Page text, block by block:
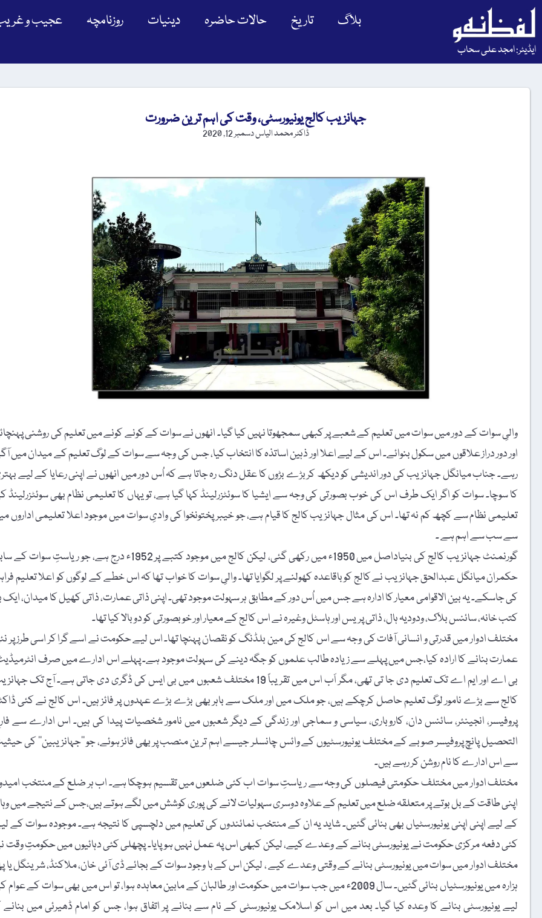
ایڈیٹر: امجد علی سحاب
بلاگ تاریخ حالات حاضرہ دینیات روزنامچہ عجیب و
جہانزیب کالج یونیورسٹی، وقت کی اہم ترین ضرورت
ڈاکٹر محمد الیاسدسمبر 12, 2020
والیِ سوات کے دور میں سوات میں تعلیم کے شعبے پر کبھی سمجھوتا نہیں کیا گیا۔ انھوں نے سوات کے کونے کونے میں تعلیم کی روشنی
اور دور دراز علاقوں میں سکول بنوائے۔ اس کے لیے اعلا اور ذہین اساتذہ کا انتخاب کیا، جس کی وجہ سے سوات کے لوگ تعلیم کے میدان میں
رہے۔ جناب میانگل جہانزیب کی دور اندیشی کو دیکھ کر بڑے بڑوں کا عقل دنگ رہ جاتا ہے کہ اُس دور میں انھوں نے اپنی رعایا کے لیے
کا سوچا۔ سوات کو اگر ایک طرف اس کی خوب بصورتی کی وجہ سے ایشیا کا سوئٹزرلینڈ کہا گیا ہے، تو یہاں کا تعلیمی نظام بھی سوئٹزرلینڈ
تعلیمی نظام سے کچھ کم نہ تھا۔ اس کی مثال جہانزیب کالج کا قیام ہے، جو خیبرپختونخوا کی وادیِ سوات میں موجود اعلا تعلیمی اداروں
سے سب سے اہم ہے ۔
گورنمنٹ جہانزیب کالج کی بنیاداصل میں 1950ء میں رکھی گئی، لیکن کالج میں موجود کتبے پر 1952ء درج ہے، جو ریاستِ
حکمران میانگل عبدالحق جہانزیب نے کالج کو باقاعدہ کھولنے پر لگوایا تھا۔ والیِ سوات کا خواب تھا کہ اس خطے کے لوگوں کو اعلا تعلیم
کی جاسکے۔ یہ بین الاقوامی معیار کا ادارہ ہے جس میں اُس دور کے مطابق ہر سہولت موجود تھی۔ اپنی ذاتی عمارت، ذاتی کھیل کا میدان، ایک
کتب خانہ، سائنس بلاک، ودودیہ ہال، ذاتی پریس اور ہاسٹل وغیرہ نے اس کالج کے معیار اور خوبصورتی کو دوبالا کیا تھا۔
مختلف ادوار میں قدرتی و انسانی آفات کی وجہ سے اس کالج کی مین بلڈنگ کو نقصان پہنچا تھا۔ اس لیے حکومت نے اسے گرا کر اسی طرز پر
عمارت بنانے کا ارادہ کیا،جس میں پہلے سے زیادہ طالب علموں کو جگہ دینے کی سہولت موجود ہے۔ پہلے اس ادارے میں صرف
بی اے اور ایم اے تک تعلیم دی جا تی تھی، مگر اَب اس میں تقریباً 19 مختلف شعبوں میں بی ایس کی ڈگری دی جاتی ہے۔ آج تک
کالج سے بڑے نامور لوگ تعلیم حاصل کرچکے ہیں، جو ملک میں اور ملک سے باہر بھی بڑے بڑے عہدوں پر فائز ہیں۔ اس کالج نے کئی
پروفیسر، انجینئر، سائنس دان، کاروباری، سیاسی و سماجی اور زندگی کے دیگر شعبوں میں نامور شخصیات پیدا کی ہیں۔ اس ادارے سے
التحصیل پانچ پروفیسر صوبے کے مختلف یونیورسٹیوں کے وائس چانسلر جیسے اہم ترین منصب پر بھی فائز ہوئے، جو ’’جہانزیبین‘‘ کی
سے اس ادارے کا نام روشن کر رہے ہیں۔
مختلف ادوار میں مختلف حکومتی فیصلوں کی وجہ سے ریاستِ سوات اب کئی ضلعوں میں تقسیم ہوچکا ہے۔ اب ہر ضلع کے منتخب
اپنی طاقت کے بل بوتے پر متعلقہ ضلع میں تعلیم کے علاوہ دوسری سہولیات لانے کی پوری کوشش میں لگے ہوتے ہیں،جس کے نتیجے میں
کے لیے اپنی اپنی یونیورسٹیاں بھی بنائی گئیں۔ شاید یہ ان کے منتخب نمائندوں کی تعلیم میں دلچسپی کا نتیجہ ہے۔ موجودہ سوات کے
کئی دفعہ مرکزی حکومت نے یونیورسٹی بنانے کے وعدے کیے، لیکن کبھی اس پہ عمل نہیں ہوپایا۔ پچھلی کئی دہائیوں میں حکومتِ وقت
مختلف ادوار میں سوات میں یونیورسٹی بنانے کے وقتی وعدے کیے ، لیکن اس کے با وجود سوات کے بجائے ڈی آئی خان، ملاکنڈ، شرینگل یا
ہزارہ میں یونیورسٹیاں بنائی گئیں۔ سال 2009ء میں جب سوات میں حکومت اور طالبان کے مابین معاہدہ ہوا، تو اس میں بھی سوات کے
لیے یونیورسٹی بنانے کا وعدہ کیا گیا۔ بعد میں اس کو اسلامک یونیورسٹی کے نام سے بنانے پر اتفاق ہوا، جس کو امام ڈھیرئی میں بنانے